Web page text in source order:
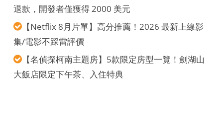
退款，開發者僅獲得 2000 美元
【Netflix 8月片單】高分推薦！2026 最新上線影
集/電影不踩雷評價
【名偵探柯南主題房】5款限定房型一覽！劍湖山
大飯店限定下午茶、入住特典